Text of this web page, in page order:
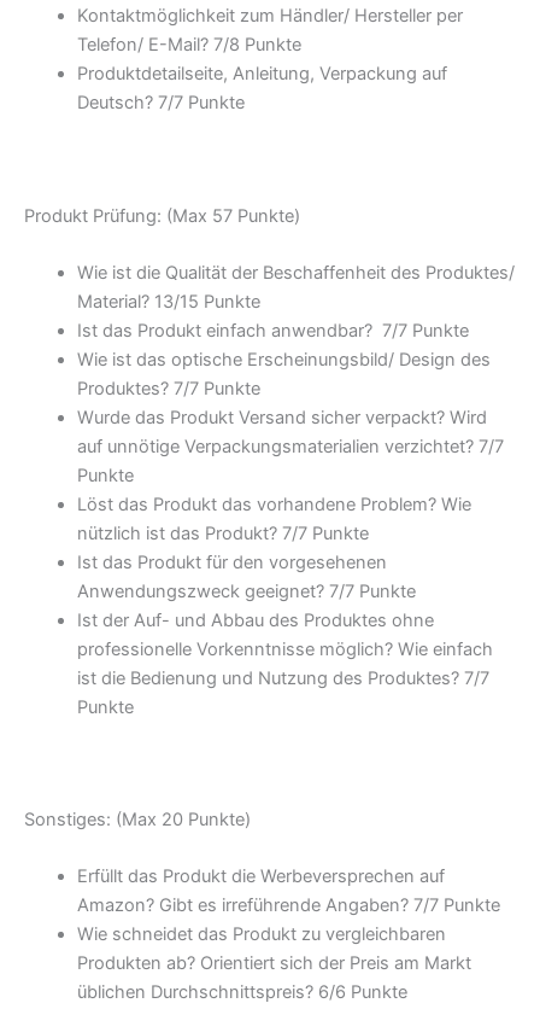
Kontaktmöglichkeit zum Händler/ Hersteller per
Telefon/ E-Mail? 7/8 Punkte
Produktdetailseite, Anleitung, Verpackung auf
Deutsch? 7/7 Punkte
Produkt Prüfung: (Max 57 Punkte)
Wie ist die Qualität der Beschaffenheit des Produktes/
Material? 13/15 Punkte
Ist das Produkt einfach anwendbar? 7/7 Punkte
Wie ist das optische Erscheinungsbild/ Design des
Produktes? 7/7 Punkte
Wurde das Produkt Versand sicher verpackt? Wird
auf unnötige Verpackungsmaterialien verzichtet? 7/7
Punkte
Löst das Produkt das vorhandene Problem? Wie
nützlich ist das Produkt? 7/7 Punkte
Ist das Produkt für den vorgesehenen
Anwendungszweck geeignet? 7/7 Punkte
Ist der Auf- und Abbau des Produktes ohne
professionelle Vorkenntnisse möglich? Wie einfach
ist die Bedienung und Nutzung des Produktes? 7/7
Punkte
Sonstiges: (Max 20 Punkte)
Erfüllt das Produkt die Werbeversprechen auf
Amazon? Gibt es irreführende Angaben? 7/7 Punkte
Wie schneidet das Produkt zu vergleichbaren
Produkten ab? Orientiert sich der Preis am Markt
üblichen Durchschnittspreis? 6/6 Punkte